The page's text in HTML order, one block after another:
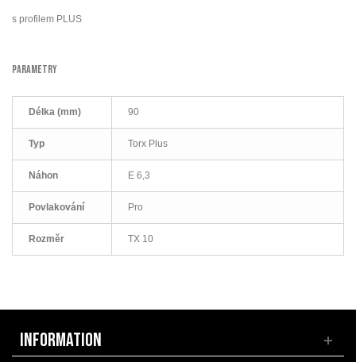
s profilem PLUS
PARAMETRY
Délka (mm) 90
Typ Torx Plus
Náhon E 6,3
Povlakování Pro
Rozměr TX 10
INFORMATION